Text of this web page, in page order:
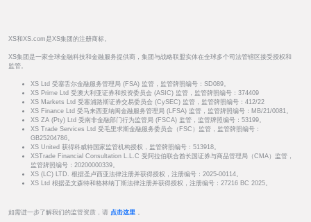
XS和XS.com是XS集团的注册商标。
XS集团是一家全球金融科技和金融服务提供商，集团与战略联盟实体在全球多个司法管辖区接受授权和
监管。
XS Ltd 受塞舌尔金融服务管理局 (FSA) 监管，监管牌照编号：SD089。
XS Prime Ltd 受澳大利亚证券和投资委员会 (ASIC) 监管，监管牌照编号：374409
XS Markets Ltd 受塞浦路斯证券交易委员会 (CySEC) 监管，监管牌照编号：412/22
XS Finance Ltd 受马来西亚纳闽金融服务管理局 (LFSA) 监管，监管牌照编号：MB/21/0081。
XS ZA (Pty) Ltd 受南非金融部门行为监管局 (FSCA) 监管，监管牌照编号：53199。
XS Trade Services Ltd 受毛里求斯金融服务委员会（FSC）监管，监管牌照编号：
GB25204786。
XS United 获得科威特国家监管机构授权，监管牌照编号：513918。
XSTrade Financial Consultation L.L.C 受阿拉伯联合酋长国证券与商品管理局（CMA）监管，
监管牌照编号：20200000339。
XS (LC) LTD. 根据圣卢西亚法律注册并获得授权，注册编号：2025-00114。
XS Ltd 根据圣文森特和格林纳丁斯法律注册并获得授权，注册编号：27216 BC 2025。
如需进一步了解我们的监管资质，请 点击这里